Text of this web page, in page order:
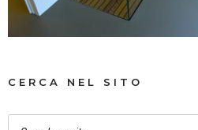
CERCA NEL SITO